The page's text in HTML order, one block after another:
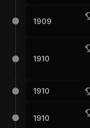
1909
1910
1910
1910